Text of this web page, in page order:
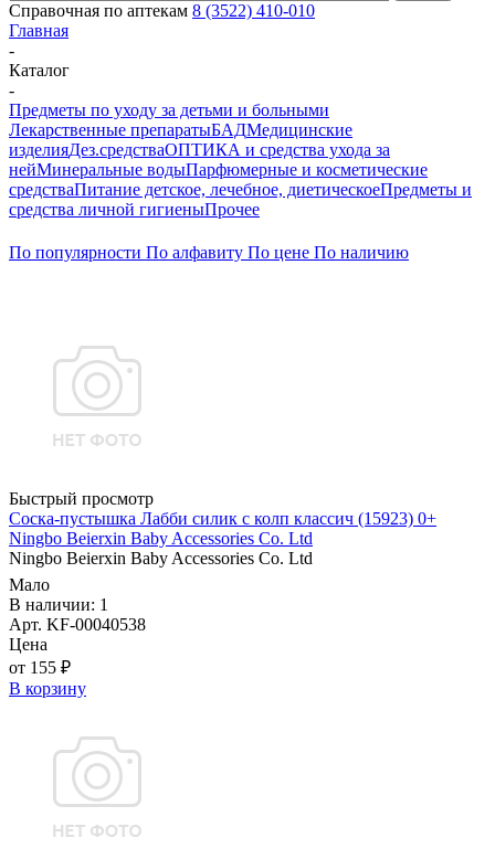
Справочная по аптекам 8 (3522) 410-010
Главная
-
Каталог
-
Предметы по уходу за детьми и больными
Лекарственные препаратыБАДМедицинские
изделияДез.средстваОПТИКА и средства ухода за
нейМинеральные водыПарфюмерные и косметические
средстваПитание детское, лечебное, диетическоеПредметы и
средства личной гигиеныПрочее
По популярности По алфавиту По цене По наличию
Быстрый просмотр
Соска-пустышка Лабби силик с колп классич (15923) 0+
Ningbo Beierxin Baby Accessories Co. Ltd
Ningbo Beierxin Baby Accessories Co. Ltd
Мало
В наличии: 1
Арт. KF-00040538
Цена
от 155 ₽
В корзину